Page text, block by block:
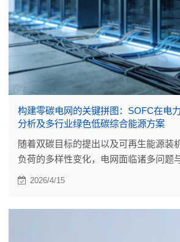
构建零碳电网的关键拼图：SOFC在电
分析及多行业绿色低碳综合能源方案
随着双碳目标的提出以及可再生能源装
负荷的多样性变化，电网面临诸多问题
化发电和高温固体氧化物电解水制氢（
2026/4/15